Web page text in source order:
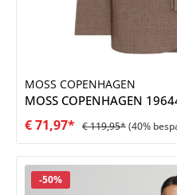
MOSS COPENHAGEN
MOSS COPENHAGEN
€ 71,97* € 119,95*(40%
Korting
-50%